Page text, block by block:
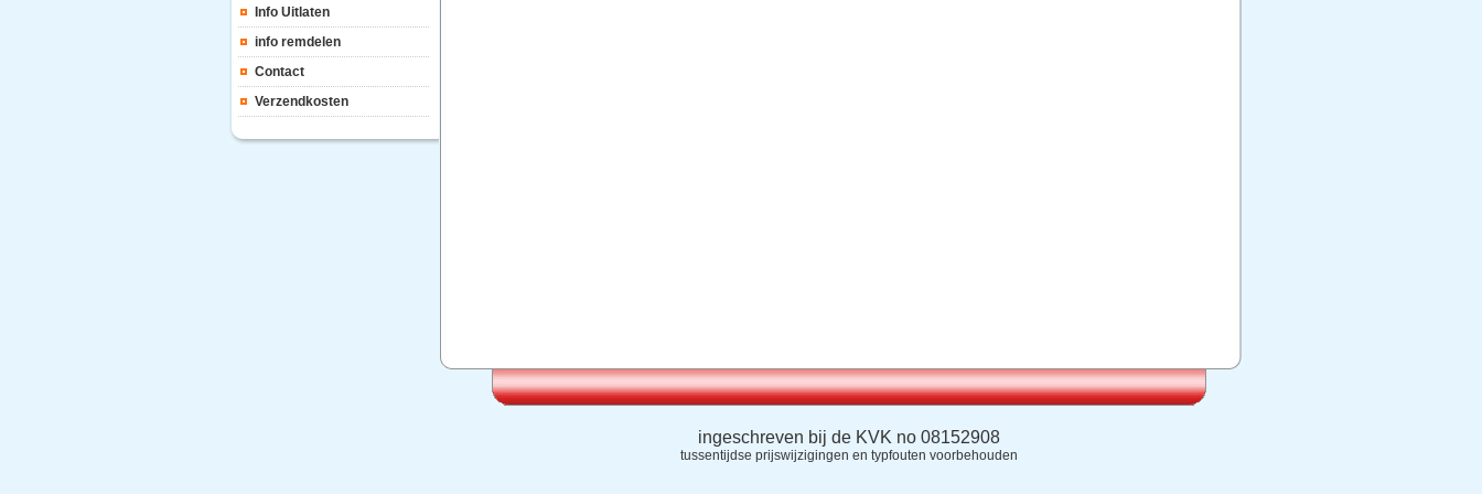
Info Uitlaten
info remdelen
Contact
Verzendkosten
ingeschreven bij de KVK no 08152908
tussentijdse prijswijzigingen en typfouten voorbehouden